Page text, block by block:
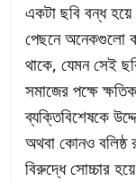
একটা ছবি বন্ধ হয়ে
পেছনে অনেকগুলো
থাকে, যেমন সেই
সমাজের পক্ষে
ব্যক্তিবিশেষকে
অথবা কোনও বলিষ্ঠ
বিরুদ্ধে সোচ্চার